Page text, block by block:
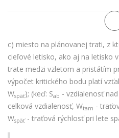
c) miesto na plánovanej trati, z
cieľové letisko, ako aj na letisko
trate medzi vzletom a pristátím
výpočet kritického bodu platí
Wspäť); (keď: Sab - vzdialenosť
celková vzdialenosť, Wtam -
Wspäť- traťová rýchlosť pri lete